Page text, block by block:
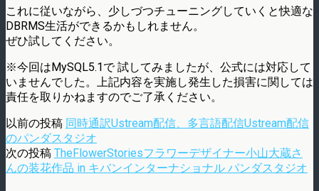
これに従いながら、少しづつチューニングしていくと快適な
DBRMS生活ができるかもしれません。
ぜひ試してください。
※今回はMySQL5.1で 試してみましたが、公式には対応して
いませんでした。上記内容を実施し発生した損害に関しては
責任を取りかねますのでご了承ください。
以前の投稿 同時通訳Ustream配信、多言語配信Ustream配信
のパンダスタジオ
次の投稿 TheFlowerStoriesフラワーデザイナー小山大蔵さ
んの装花作品 in キバンインターナショナル パンダスタジオ